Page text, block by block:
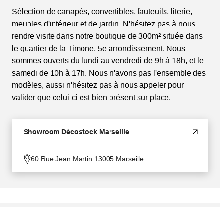
Sélection de canapés, convertibles, fauteuils, literie,
meubles d'intérieur et de jardin. N'hésitez pas à nous
rendre visite dans notre boutique de 300m² située dans
le quartier de la Timone, 5e arrondissement. Nous
sommes ouverts du lundi au vendredi de 9h à 18h, et le
samedi de 10h à 17h. Nous n'avons pas l'ensemble des
modèles, aussi n'hésitez pas à nous appeler pour
valider que celui-ci est bien présent sur place.
Showroom Décostock Marseille
60 Rue Jean Martin 13005 Marseille